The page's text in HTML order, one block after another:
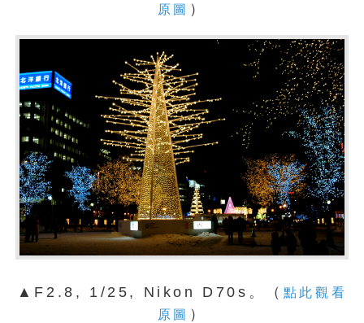
原圖 ）
▲F2.8, 1/25, Nikon D70s。（ 點此觀看
原圖 ）